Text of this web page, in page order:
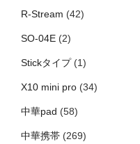
R-Stream (42)
SO-04E(2)
Stickタイプ(1)
X10 mini pro(34)
中華pad (58)
中華携帯(269)